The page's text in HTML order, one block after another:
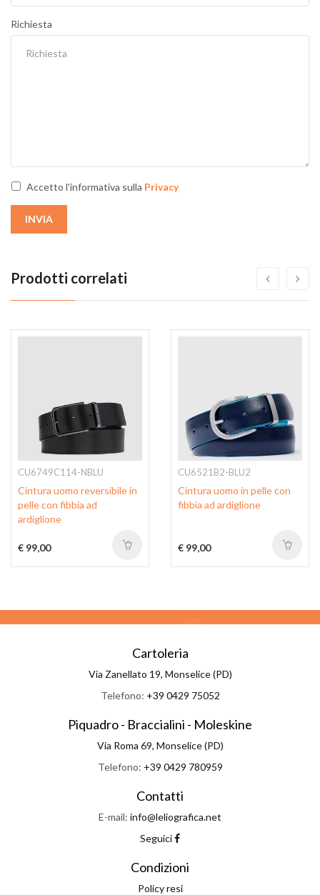
Richiesta
Accetto l'informativa sulla Privacy
INVIA
Prodotti correlati
CU6749C114-NBLU
Cintura uomo reversibile in
pelle con fibbia ad
ardiglione
€ 99,00
CU6521B2-BLU2
Cintura uomo in pelle con
fibbia ad ardiglione
€ 99,00
Cartoleria
Via Zanellato 19, Monselice (PD)
Telefono: +39 0429 75052
Piquadro - Braccialini - Moleskine
Via Roma 69, Monselice (PD)
Telefono: +39 0429 780959
Contatti
E-mail: info@leliografica.net
Seguici
Condizioni
Policy resi